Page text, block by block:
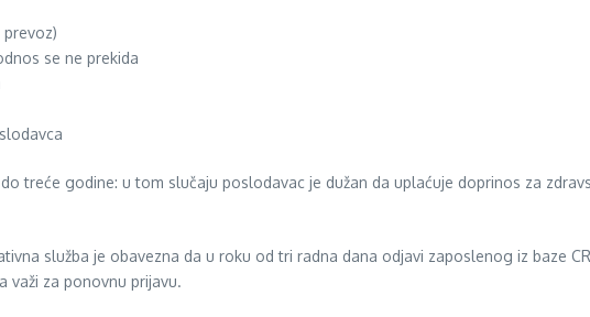
se ne prekida
treće godine: u tom slučaju poslodavac je dužan da uplaćuje doprinos za
služba je obavezna da u roku od tri radna dana odjavi zaposlenog iz baze
važi za ponovnu prijavu.